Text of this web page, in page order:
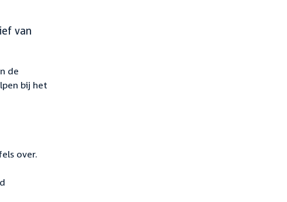
van
de
bij het
over.